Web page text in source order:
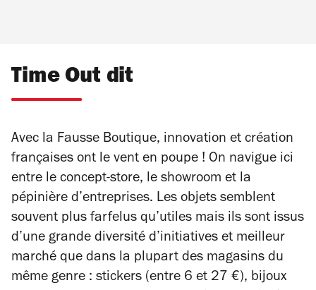
Time Out dit
Avec la Fausse Boutique, innovation et création
françaises ont le vent en poupe ! On navigue ici
entre le concept-store, le showroom et la
pépinière d’entreprises. Les objets semblent
souvent plus farfelus qu’utiles mais ils sont issus
d’une grande diversité d’initiatives et meilleur
marché que dans la plupart des magasins du
même genre : stickers (entre 6 et 27 €), bijoux